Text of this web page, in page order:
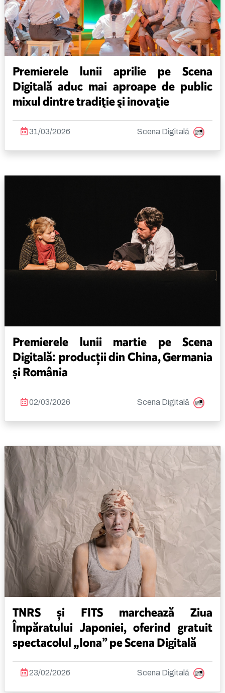
Premierele lunii aprilie pe Scena
Digitală aduc mai aproape de public
mixul dintre tradiţie şi inovaţie
31/03/2026 Scena Digitală
Premierele lunii martie pe Scena
Digitală: producții din China, Germania
și România
02/03/2026 Scena Digitală
TNRS și FITS marchează Ziua
Împăratului Japoniei, oferind gratuit
spectacolul „Iona” pe Scena Digitală
23/02/2026 Scena Digitală